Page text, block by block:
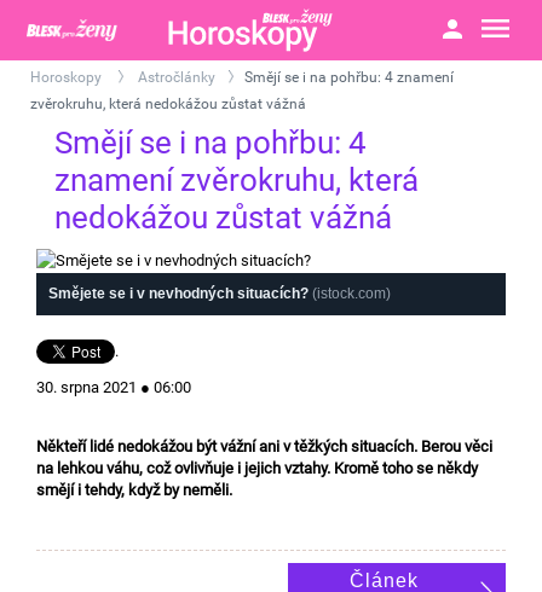
Horoskopy Astročlánky
Smějí se i na pohřbu: 4 znamení
zvěrokruhu, která nedokážou zůstat vážná
Smějí se i na pohřbu: 4
znamení zvěrokruhu, která
nedokážou zůstat vážná
Smějete se i v nevhodných situacích? (istock.com)
.
30. srpna 2021 ● 06:00
Někteří lidé nedokážou být vážní ani v těžkých situacích. Berou věci
na lehkou váhu, což ovlivňuje i jejich vztahy. Kromě toho se někdy
smějí i tehdy, když by neměli.
Článek